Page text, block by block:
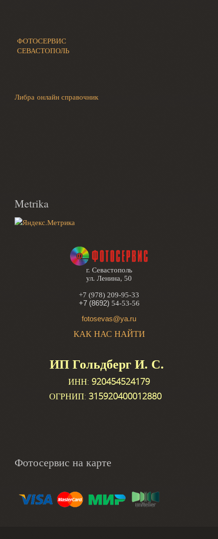
ФОТОСЕРВИС
СЕВАСТОПОЛЬ
Либра онлайн справочник
Metrika
г. Севастополь
ул. Ленина, 50
+7 (978) 209-95-33
+7 (8692) 54-53-56
fotosevas@ya.ru
КАК НАС НАЙТИ
ИП Гольдберг И. С.
ИНН: 920454524179
ОГРНИП: 315920400012880
Фотосервис на карте